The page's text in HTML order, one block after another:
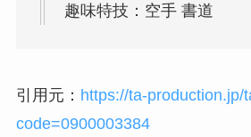
趣味特技：空手 書道
引用元： https://ta-production.jp/
code=0900003384